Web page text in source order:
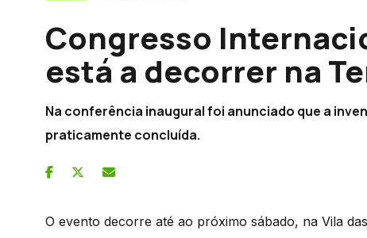
Congresso
está a decorrer na
Na conferência inaugural foi anunciado que a
praticamente concluída.
O evento decorre até ao próximo sábado, na Vila